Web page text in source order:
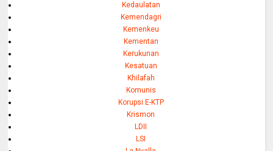
Kedaulatan
Kemendagri
Kemenkeu
Kementan
Kerukunan
Kesatuan
Khilafah
Komunis
Korupsi E-KTP
Krismon
LDII
LSI